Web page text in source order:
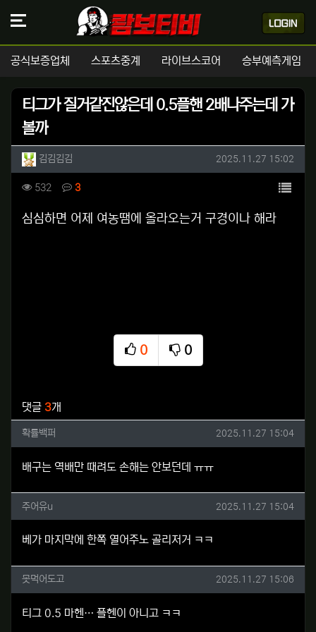
공식보증업체 스포츠중계 라이브스코어 승부예측게임
티그가 질거같진않은데 0.5플핸 2배나주는데 가
볼까
작성자 정보
김김김김 작성일
2025.11.27 15:02
컨텐츠 정보
532 조회 3댓글 목록
본문
심심하면 어제 여농땜에 올라오는거 구경이나 해라
0
추천
0
비추천
댓글 3개
확률백퍼님의 댓글
확률백퍼 작성일
2025.11.27 15:04
배구는 역배만 때려도 손해는 안보던데 ㅠㅠ
주어유u님의 댓글
주어유u 작성일
2025.11.27 15:04
베가 마지막에 한쪽 열어주노 골리저거 ㅋㅋ
못먹어도고님의 댓글
못먹어도고 작성일
2025.11.27 15:06
티그 0.5 마헨… 플헨이 아니고 ㅋㅋ